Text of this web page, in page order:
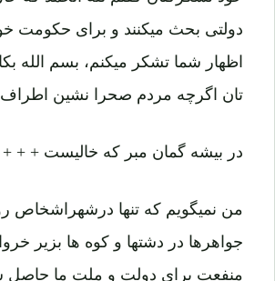
دولتی بحث میکنند و برای حکومت
اظهار شما تشکر میکنم، بسم الله
تان اگرچه مردم صحرا نشین اطراف
در بیشه گمان مبر که خالیست + + +
من نمیگویم که تنها
جواهرها در دشتها و کوه ها بزیر
منفعت برای دولت و ملت ما حاصل